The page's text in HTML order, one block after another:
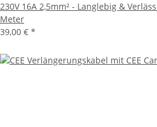
230V 16A 2,5mm² - Langlebig &
Meter
39,00 € *